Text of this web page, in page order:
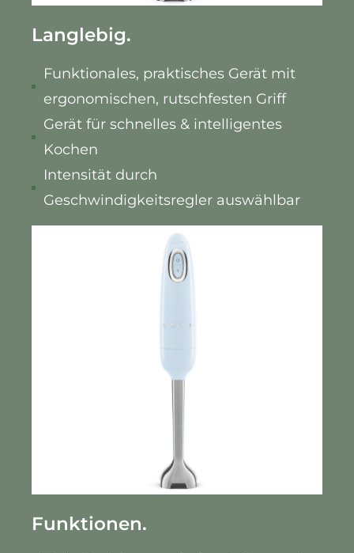
Langlebig.
Funktionales, praktisches Gerät mit
ergonomischen, rutschfesten Griff
Gerät für schnelles & intelligentes
Kochen
Intensität durch
Geschwindigkeitsregler auswählbar
Funktionen.